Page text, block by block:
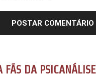
FÃS DA PSICANÁLISE